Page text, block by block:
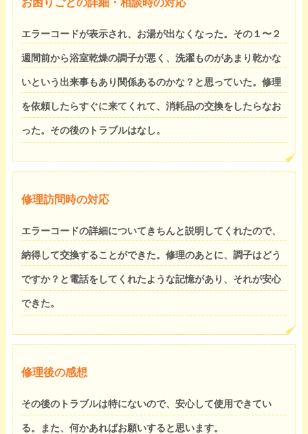
エラーコードが表示され、お湯が出なくなった。その１〜２
週間前から浴室乾燥の調子が悪く、洗濯ものがあまり乾かな
いという出来事もあり関係あるのかな？と思っていた。修理
を依頼したらすぐに来てくれて、消耗品の交換をしたらなお
った。その後のトラブルはなし。
修理訪問時の対応
エラーコードの詳細についてきちんと説明してくれたので、
納得して交換することができた。修理のあとに、調子はどう
ですか？と電話をしてくれたような記憶があり、それが安心
できた。
修理後の感想
その後のトラブルは特にないので、安心して使用できてい
る。また、何かあればお願いすると思います。